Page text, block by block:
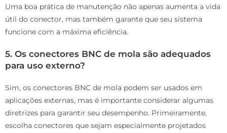
Uma boa prática de manutenção não apenas aumenta a vida
útil do conector, mas também garante que seu sistema
funcione com a máxima eficiência.
5. Os conectores BNC de mola são adequados
para uso externo?
Sim, os conectores BNC de mola podem ser usados em
aplicações externas, mas é importante considerar algumas
diretrizes para garantir seu desempenho. Primeiramente,
escolha conectores que sejam especialmente projetados